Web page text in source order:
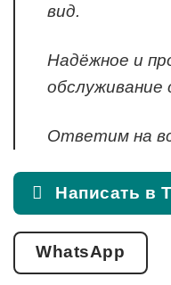
вид.
Надёжное и
обслуживание
Ответим на
Написать в
WhatsApp